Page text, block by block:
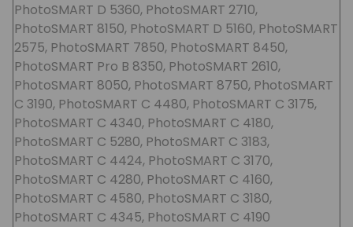
PhotoSMART D 5360, PhotoSMART 2710,
PhotoSMART 8150, PhotoSMART D 5160, PhotoSMART
2575, PhotoSMART 7850, PhotoSMART 8450,
PhotoSMART Pro B 8350, PhotoSMART 2610,
PhotoSMART 8050, PhotoSMART 8750, PhotoSMART
C 3190, PhotoSMART C 4480, PhotoSMART C 3175,
PhotoSMART C 4340, PhotoSMART C 4180,
PhotoSMART C 5280, PhotoSMART C 3183,
PhotoSMART C 4424, PhotoSMART C 3170,
PhotoSMART C 4280, PhotoSMART C 4160,
PhotoSMART C 4580, PhotoSMART C 3180,
PhotoSMART C 4345, PhotoSMART C 4190